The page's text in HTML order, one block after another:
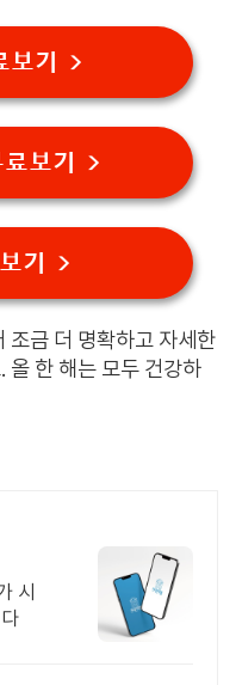
보기 >
보기 >
기 >
조금 더 명확하고 자세한
올 한 해는 모두 건강하
시